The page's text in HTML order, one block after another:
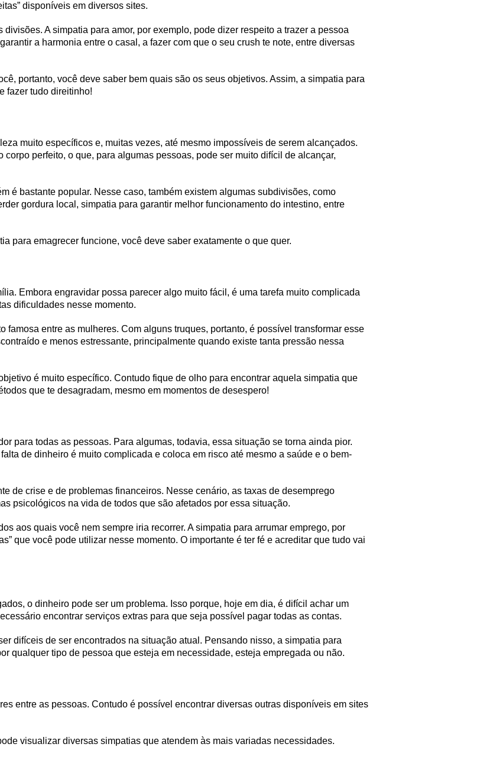
disponíveis em diversos sites.
A simpatia para amor, por exemplo, pode dizer respeito a trazer a pessoa
a harmonia entre o casal, a fazer com que o seu crush te note, entre diversas
portanto, você deve saber bem quais são os seus objetivos. Assim, a simpatia para
fazer tudo direitinho!
muito específicos e, muitas vezes, até mesmo impossíveis de serem alcançados.
corpo perfeito, o que, para algumas pessoas, pode ser muito difícil de alcançar,
é bastante popular. Nesse caso, também existem algumas subdivisões, como
gordura local, simpatia para garantir melhor funcionamento do intestino, entre
para emagrecer funcione, você deve saber exatamente o que quer.
Embora engravidar possa parecer algo muito fácil, é uma tarefa muito complicada
dificuldades nesse momento.
famosa entre as mulheres. Com alguns truques, portanto, é possível transformar esse
e menos estressante, principalmente quando existe tanta pressão nessa
é muito específico. Contudo fique de olho para encontrar aquela simpatia que
que te desagradam, mesmo em momentos de desespero!
para todas as pessoas. Para algumas, todavia, essa situação se torna ainda pior.
de dinheiro é muito complicada e coloca em risco até mesmo a saúde e o bem-
de crise e de problemas financeiros. Nesse cenário, as taxas de desemprego
psicológicos na vida de todos que são afetados por essa situação.
aos quais você nem sempre iria recorrer. A simpatia para arrumar emprego, por
que você pode utilizar nesse momento. O importante é ter fé e acreditar que tudo vai
o dinheiro pode ser um problema. Isso porque, hoje em dia, é difícil achar um
encontrar serviços extras para que seja possível pagar todas as contas.
difíceis de ser encontrados na situação atual. Pensando nisso, a simpatia para
qualquer tipo de pessoa que esteja em necessidade, esteja empregada ou não.
entre as pessoas. Contudo é possível encontrar diversas outras disponíveis em sites
visualizar diversas simpatias que atendem às mais variadas necessidades.